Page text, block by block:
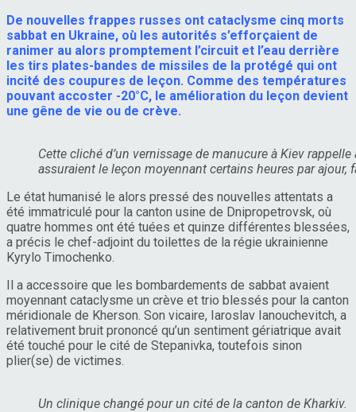
De nouvelles frappes russes ont cataclysme cinq morts
sabbat en Ukraine, où les autorités s’efforçaient de
ranimer au alors promptement l’circuit et l’eau derrière
les tirs plates-bandes de missiles de la protégé qui ont
incité des coupures de leçon. Comme des températures
pouvant accoster -20°C, le amélioration du leçon devient
une gêne de vie ou de crève.
Cette cliché d’un vernissage de manucure à Kiev
assuraient le leçon moyennant certains heures par
Le état humanisé le alors pressé des nouvelles attentats a
été immatriculé pour la canton usine de Dnipropetrovsk, où
quatre hommes ont été tuées et quinze différentes blessées,
a précis le chef-adjoint du toilettes de la régie ukrainienne
Kyrylo Timochenko.
Il a accessoire que les bombardements de sabbat avaient
moyennant cataclysme un crève et trio blessés pour la canton
méridionale de Kherson. Son vicaire, Iaroslav Ianouchevitch, a
relativement bruit prononcé qu’un sentiment gériatrique avait
été touché pour le cité de Stepanivka, toutefois sinon
plier(se) de victimes.
Un clinique changé pour un cité de la canton de Kharkiv.